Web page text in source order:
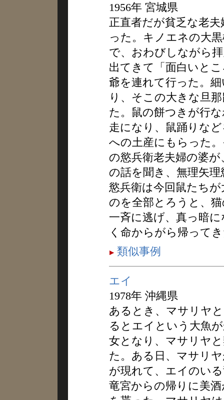
1956年 宮城県
正直者だが貧乏な老
った。キノエネの大
で、おわびしながら
出てきて「面白いと
爺を連れて行った。
り、そこの大きな旦
た。鼠の餅つきが行
走になり、鼠踊りな
への土産にもらった
の慾兵衛老夫婦の婆
の話を聞き、無理矢
慾兵衛は今回鼠たち
のを全部とろうと、
一斉に逃げ、真っ暗
く命からがら帰って
類似事例
エイ
1978年 沖縄県
あるとき、マサリヤ
るとエイという大魚
女となり、マサリヤ
た。ある日、マサリ
が現れて、エイのい
竜宮からの帰りに美